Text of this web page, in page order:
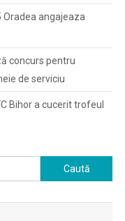
Oradea angajeaza
concurs pentru
de serviciu
Bihor a cucerit trofeul
Caută
după: